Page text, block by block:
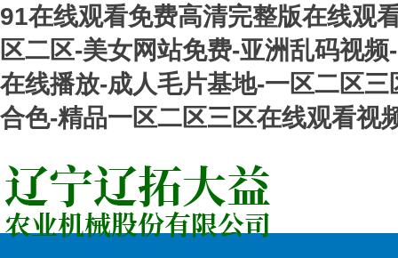
91在线观看免费高清完整版在线观
区二区-美女网站免费-亚洲乱码视
在线播放-成人毛片基地-一区二区
合色-精品一区二区三区在线观看视